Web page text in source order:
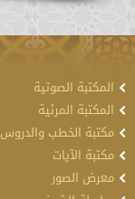
المكتبة الصوتية
المكتبة المرئية
مكتبة الخطب والدروس
مكتبة الآيات
معرض الصور